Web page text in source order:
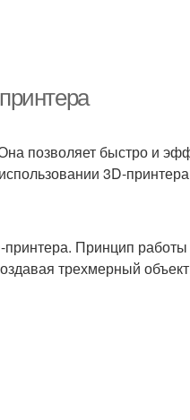
позволяет быстро и
3D-
Принцип
трехмерный